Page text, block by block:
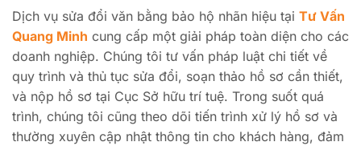
Dịch vụ sửa đổi văn bằng bảo hộ nhãn hiệu tại Tư Vấn
Quang Minh cung cấp một giải pháp toàn diện cho các
doanh nghiệp. Chúng tôi tư vấn pháp luật chi tiết về
quy trình và thủ tục sửa đổi, soạn thảo hồ sơ cần thiết,
và nộp hồ sơ tại Cục Sở hữu trí tuệ. Trong suốt quá
trình, chúng tôi cũng theo dõi tiến trình xử lý hồ sơ và
thường xuyên cập nhật thông tin cho khách hàng, đảm